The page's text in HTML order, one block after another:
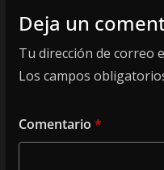
Deja un
Tu dirección de correo
Los campos
Comentario *